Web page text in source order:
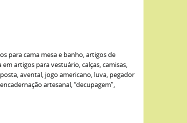
para cama mesa e banho, artigos de
artigos para vestuário, calças, camisas,
avental, jogo americano, luva, pegador
artesanal, “decupagem”,